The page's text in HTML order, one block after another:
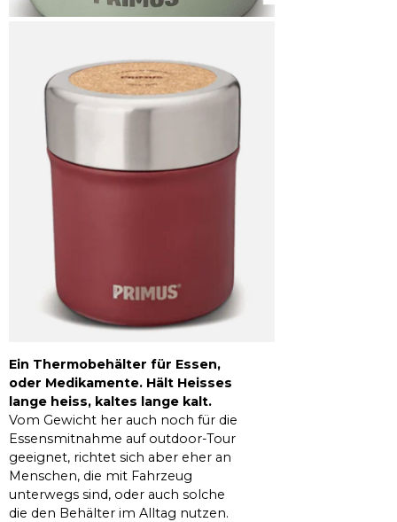
Ein Thermobehälter für Essen,
oder Medikamente. Hält Heisses
lange heiss, kaltes lange kalt.
Vom Gewicht her auch noch für die
Essensmitnahme auf outdoor-Tour
geeignet, richtet sich aber eher an
Menschen, die mit Fahrzeug
unterwegs sind, oder auch solche
die den Behälter im Alltag nutzen.